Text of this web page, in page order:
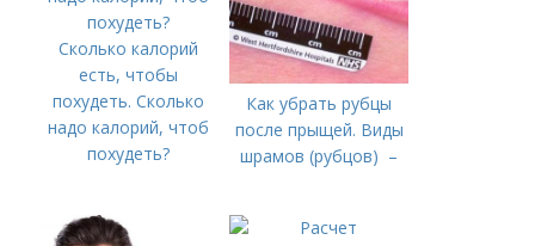
Сколько калорий
есть, чтобы
похудеть. Сколько
надо калорий, чтоб
похудеть?
Как убрать рубцы
после прыщей. Виды
шрамов (рубцов) –